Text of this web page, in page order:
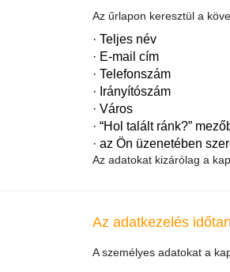
Az űrlapon keresztül a
· Teljes név
· E-mail cím
· Telefonszám
· Irányítószám
· Város
· “Hol talált ránk?”
· az Ön üzenetében
Az adatokat kizárólag a
Az adatkezelés
A személyes adatokat a